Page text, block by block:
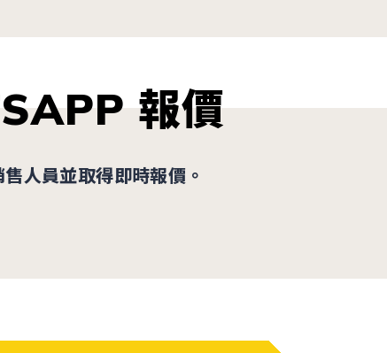
報價
人員並取得即時報價。